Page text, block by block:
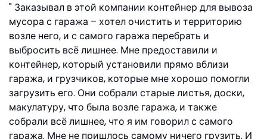
Заказывал в этой компании контейнер для вывоза
мусора с гаража – хотел очистить и территорию
возле него, и с самого гаража перебрать и
выбросить всё лишнее. Мне предоставили и
контейнер, который установили прямо вблизи
гаража, и грузчиков, которые мне хорошо помогли
загрузить его. Они собрали старые листья, доски,
макулатуру, что была возле гаража, и также
собрали всё лишнее, что я им говорил с самого
гаража. Мне не пришлось самому ничего грузить. И